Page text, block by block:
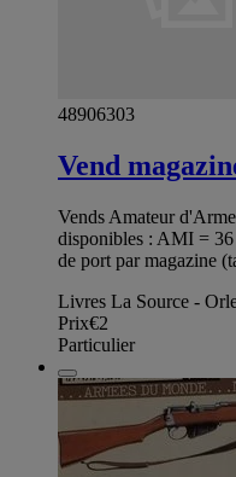
48906303
Vend
Vends Amateur
disponibles : AMI =
de port par magazine
Livres La Source -
Prix€2
Particulier